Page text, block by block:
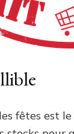
fêtes est